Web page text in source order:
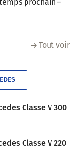
prochain –
Tout voir
Classe V 300
Classe V 220